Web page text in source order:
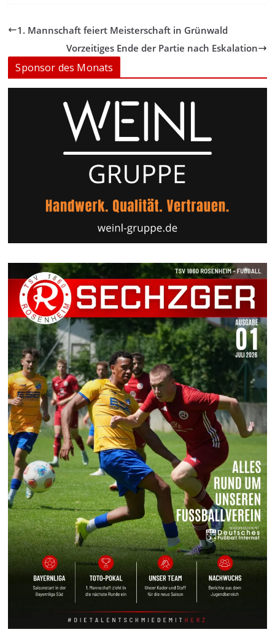
1. Mannschaft feiert Meisterschaft in Grünwald
Vorzeitiges Ende der Partie nach Eskalation
Sponsor des Monats